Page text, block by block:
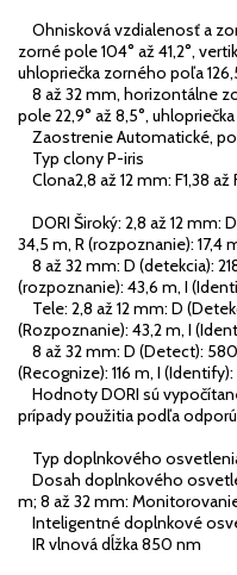
Ohnisková vzdialenosť a
zorné pole 104° až 41,2°,
uhlopriečka zorného poľa
8 až 32 mm, horizontálne
pole 22,9° až 8,5°,
Zaostrenie Automatické,
Typ clony P-iris
Clona2,8 až 12 mm: F1,38 až
DORI Široký: 2,8 až 12 mm:
34,5 m, R (rozpoznanie): 17,4
8 až 32 mm: D (detekcia):
(rozpoznanie): 43,6 m, I
Tele: 2,8 až 12 mm: D
(Rozpoznanie): 43,2 m, I
8 až 32 mm: D (Detect):
(Recognize): 116 m, I
Hodnoty DORI sú
prípady použitia podľa
Typ doplnkového
Dosah doplnkového
m; 8 až 32 mm:
Inteligentné doplnkové
IR vlnová dĺžka 850 nm